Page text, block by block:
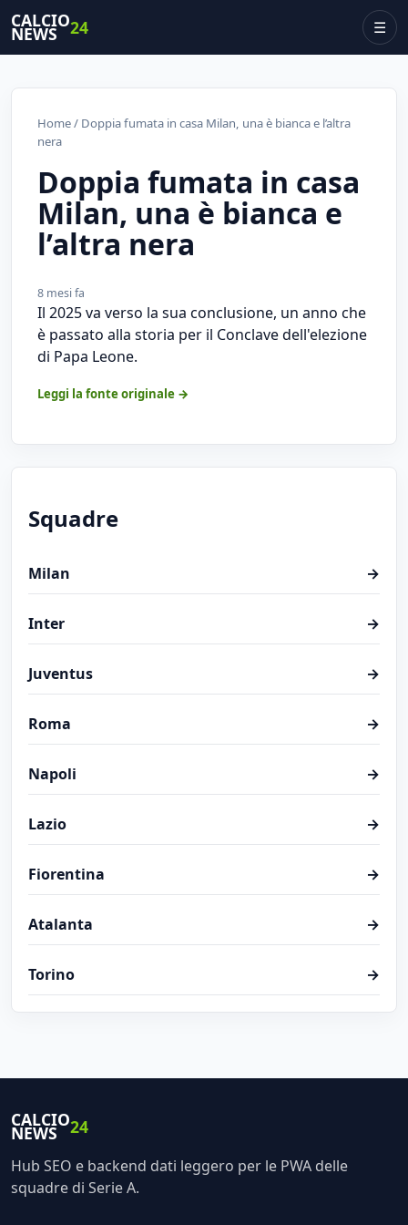
CALCIO
NEWS 24 ☰
Home/ Doppia fumata in casa Milan, una è bianca e l’altra
nera
Doppia fumata in casa
Milan, una è bianca e
l’altra nera
8 mesi fa
Il 2025 va verso la sua conclusione, un anno che
è passato alla storia per il Conclave dell'elezione
di Papa Leone.
Leggi la fonte originale →
Squadre
Milan →
Inter →
Juventus →
Roma →
Napoli →
Lazio →
Fiorentina →
Atalanta →
Torino →
CALCIO
NEWS 24
Hub SEO e backend dati leggero per le PWA delle
squadre di Serie A.